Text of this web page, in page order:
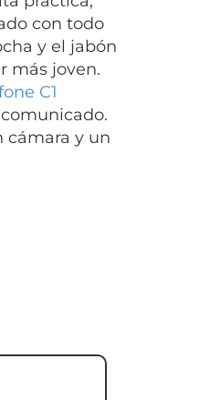
con todo
y el jabón
más joven.
C1
cámara y un